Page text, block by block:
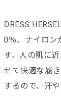
DRESS
0％、ナイロン
す。人の肌に
せて快適な履
するので、汗